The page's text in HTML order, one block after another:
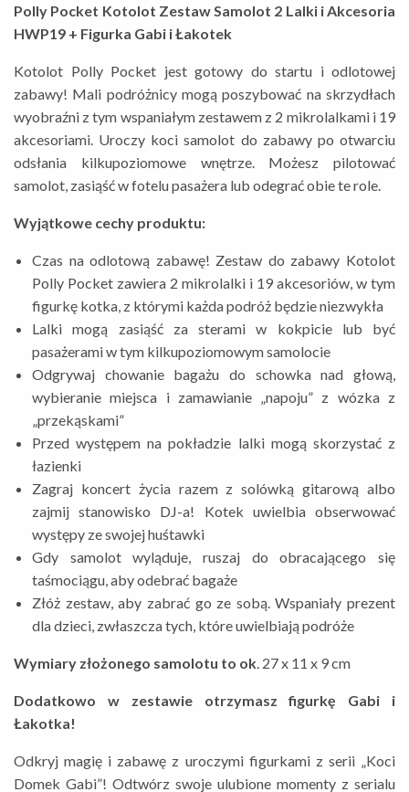
Polly Pocket Kotolot Zestaw Samolot 2 Lalki i Akcesoria
HWP19 + Figurka Gabi i Łakotek
Kotolot Polly Pocket jest gotowy do startu i odlotowej
zabawy! Mali podróżnicy mogą poszybować na skrzydłach
wyobraźni z tym wspaniałym zestawem z 2 mikrolalkami i 19
akcesoriami. Uroczy koci samolot do zabawy po otwarciu
odsłania kilkupoziomowe wnętrze. Możesz pilotować
samolot, zasiąść w fotelu pasażera lub odegrać obie te role.
Wyjątkowe cechy produktu:
Czas na odlotową zabawę! Zestaw do zabawy Kotolot
Polly Pocket zawiera 2 mikrolalki i 19 akcesoriów, w tym
figurkę kotka, z którymi każda podróż będzie niezwykła
Lalki mogą zasiąść za sterami w kokpicie lub być
pasażerami w tym kilkupoziomowym samolocie
Odgrywaj chowanie bagażu do schowka nad głową,
wybieranie miejsca i zamawianie „napoju” z wózka z
„przekąskami”
Przed występem na pokładzie lalki mogą skorzystać z
łazienki
Zagraj koncert życia razem z solówką gitarową albo
zajmij stanowisko DJ-a! Kotek uwielbia obserwować
występy ze swojej huśtawki
Gdy samolot wyląduje, ruszaj do obracającego się
taśmociągu, aby odebrać bagaże
Złóż zestaw, aby zabrać go ze sobą. Wspaniały prezent
dla dzieci, zwłaszcza tych, które uwielbiają podróże
Wymiary złożonego samolotu to ok . 27 x 11 x 9 cm
Dodatkowo w zestawie otrzymasz figurkę Gabi i
Łakotka!
Odkryj magię i zabawę z uroczymi figurkami z serii „Koci
Domek Gabi”! Odtwórz swoje ulubione momenty z serialu